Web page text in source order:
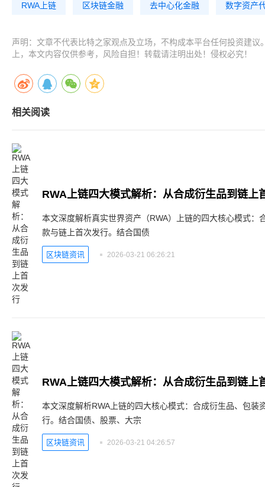
RWA上链 区块链金融 去中心化金融 数字资产
声明：文章不代表比特之家观点及立场，不构成本平台任何投资建议
上，本文内容仅供参考，风险自担！转载请注明出处！侵权必究！
相关阅读
RWA上链四大模式解析：从合成衍生品到链上
本文深度解析真实世界资产（RWA）上链的四大核心模式：
款与链上首次发行。结合国债
区块链资讯 2026-03-21 06:26:21
RWA上链四大模式解析：从合成衍生品到链上
本文深度解析RWA上链的四大核心模式：合成衍生品、包装
行。结合国债、股票、大宗
区块链资讯 2026-03-21 04:26:57